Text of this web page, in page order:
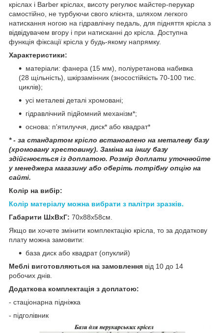
кріслах і Barber кріслах, висоту регулює майстер-перукар
самостійно, не турбуючи свого клієнта, шляхом легкого
натискання ногою на гідравлічну педаль, для підняття крісла з
відвідувачем вгору і при натисканні до крісла. Доступна
функція фіксації крісла у будь-якому напрямку.
Характеристики:
матеріали: фанера (15 мм), поліуретанова набивка
(28 щільність), шкірзамінник (зносостійкість 70-100 тис.
циклів);
усі металеві деталі хромовані;
гідравлічний підйомний механізм*;
основа: п'ятилуччя, диск* або квадрат*
* - за стандартом крісло встановлено на металеву базу
(хромовану хрестовину). Заміна на іншу базу
здійснюється із доплатою. Розмір доплати уточнюйте
у менеджера магазину або оберіть потрібну опцію на
сайті.
Колір на вибір:
Колір матеріалу можна вибрати з палітри зразків.
Габарити ШхВхГ: 70х88х58см.
Якщо ви хочете змінити комплектацію крісла, то за додаткову
плату можна замовити:
база диск або квадрат (опуклий)
Меблі виготовляються на замовлення від 10 до 14
робочих днів.
Додаткова комплектація з доплатою:
- стаціонарна підніжка
- підголівник